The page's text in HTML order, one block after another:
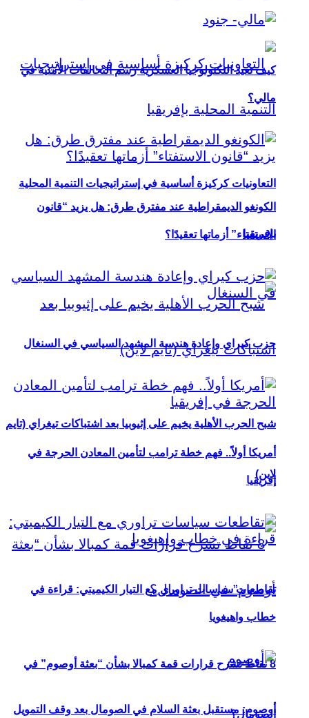
التعاونيات كركيزة أساسية في إستراتيجيات التنمية المحلية
بإفريقيا
شبح الحرب الأهلية يخيم على إثيوبيا بعد اشتباكات تيغراي (تايم
لاين)
8 نقاط تشرح قرارات قمة كمبالا بشأن “بعثة أوصوم” في
الصومال؟
كيف تعيد التكنولوجيا العسكرية رسم التحالفات الأمنية في
مالي؟
الكونغو الديمقراطية عند مفترق طرق: هل يزيد “قانون
الاستفتاء” أزماتها تعقيدًا؟
حزب كيراي وإعادة هندسة المشهد السياسي في السنغال
أمريكا أولاً.. فهم خطة ترامب لتأمين المعادن الحرجة في
إفريقيا
تقاطعات سياسات تراوري مع التيار الكيميتي: قراءة في
خطاب واهيغويا
أوصوم: مستقبل بعثة السلام في الصومال بعد وقف التمويل